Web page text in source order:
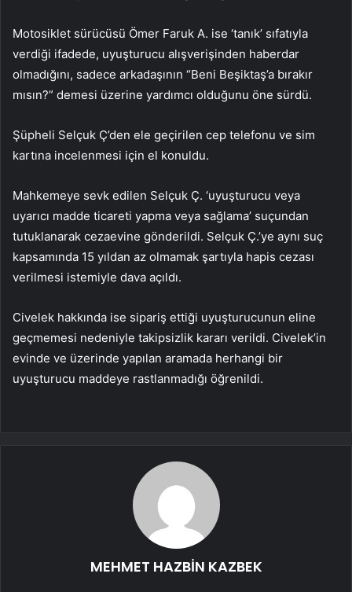
Motosiklet sürücüsü Ömer Faruk A. ise ‘tanık’ sıfatıyla
verdiği ifadede, uyuşturucu alışverişinden haberdar
olmadığını, sadece arkadaşının “Beni Beşiktaş’a bırakır
mısın?” demesi üzerine yardımcı olduğunu öne sürdü.
Şüpheli Selçuk Ç’den ele geçirilen cep telefonu ve sim
kartına incelenmesi için el konuldu.
Mahkemeye sevk edilen Selçuk Ç. ‘uyuşturucu veya
uyarıcı madde ticareti yapma veya sağlama’ suçundan
tutuklanarak cezaevine gönderildi. Selçuk Ç.’ye aynı suç
kapsamında 15 yıldan az olmamak şartıyla hapis cezası
verilmesi istemiyle dava açıldı.
Civelek hakkında ise sipariş ettiği uyuşturucunun eline
geçmemesi nedeniyle takipsizlik kararı verildi. Civelek’in
evinde ve üzerinde yapılan aramada herhangi bir
uyuşturucu maddeye rastlanmadığı öğrenildi.
MEHMET HAZBİN KAZBEK